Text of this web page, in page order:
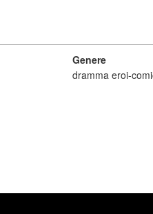
Genere
dramma eroi-